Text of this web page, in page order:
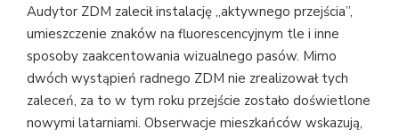
Audytor ZDM zalecił instalację „aktywnego przejścia”,
umieszczenie znaków na fluorescencyjnym tle i inne
sposoby zaakcentowania wizualnego pasów. Mimo
dwóch wystąpień radnego ZDM nie zrealizował tych
zaleceń, za to w tym roku przejście zostało doświetlone
nowymi latarniami. Obserwacje mieszkańców wskazują,